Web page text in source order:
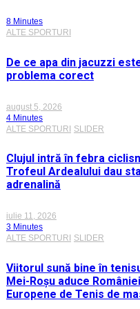
8 Minutes
ALTE SPORTURI
De ce apa din jacuzzi
problema corect
august 5, 2026
4 Minutes
ALTE SPORTURI SLIDER
Clujul intră în febra
Trofeul Ardealului dau
adrenalină
iulie 11, 2026
3 Minutes
ALTE SPORTURI
SLIDER
Viitorul sună bine în
Mei-Roșu aduce
Europene de Tenis de